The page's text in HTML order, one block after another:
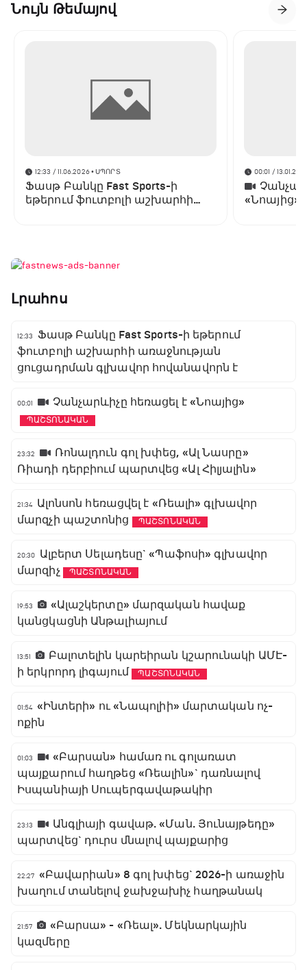
Նույն Թեմայով
12:33 / 11.06.2026• ՍՊՈՐՏ
Ֆասթ Բանկը Fast Sports-ի
եթերում ֆուտբոլի աշխարհի
00:01 /
«Նոայից»
Լրահոս
12:33
Ֆասթ Բանկը Fast Sports-ի եթերում
ֆուտբոլի աշխարհի առաջնության
ցուցադրման գլխավոր հովանավորն է
00:01 Չանչարևիչը հեռացել է «Նոայից»
ՊԱՇՏՈՆԱԿԱՆ
23:32
Ռոնալդուն գոլ խփեց, «Ալ Նասրը»
Ռիադի դերբիում պարտվեց «Ալ Հիլյալին»
21:34 Ալոնսոն հեռացվել է «Ռեալի» գլխավոր
մարզչի պաշտոնից
ՊԱՇՏՈՆԱԿԱՆ
20:30
Ալբերտ Սելադեսը` «Պաֆոսի» գլխավոր
մարզիչ
ՊԱՇՏՈՆԱԿԱՆ
19:53
«Ալաշկերտը» մարզական հավաք
կանցկացնի Անթալիայում
13:51
Բալոտելին կարեիրան կշարունակի ԱՄԷ-
ի երկրորդ լիգայում
ՊԱՇՏՈՆԱԿԱՆ
01:54 «Ինտերի» ու «Նապոլիի» մարտական ոչ-
ոքին
01:03
«Բարսան» համառ ու գոլառատ
պայքարում հաղթեց «Ռեալին»` դառնալով
Իսպանիայի Սուպերգավաթակիր
23:13
Անգլիայի գավաթ. «Ման. Յունայթեդը»
պարտվեց` դուրս մնալով պայքարից
22:27 «Բավարիան» 8 գոլ խփեց` 2026-ի առաջին
խաղում տանելով ջախջախիչ հաղթանակ
21:57
«Բարսա» - «Ռեալ». Մեկնարկային
կազմերը